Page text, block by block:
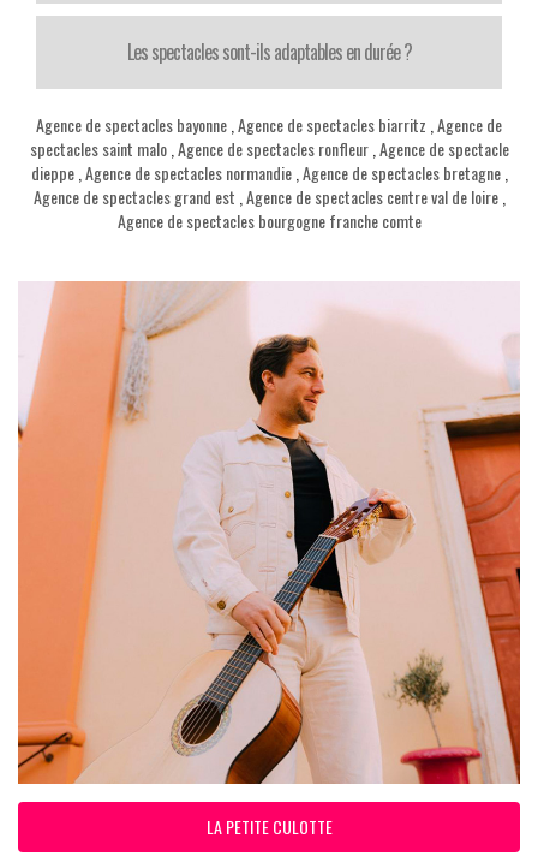
Les spectacles sont-ils adaptables en durée ?
Agence de spectacles bayonne Agence de spectacles biarritz Agence de
spectacles saint malo, Agence de spectacles ronfleur, Agence de spectacle
dieppe, Agence de spectacles normandie, Agence de spectacles bretagne,
Agence de spectacles grand est Agence de spectacles centre val de loire,
Agence de spectacles bourgogne franche comte
LA PETITE CULOTTE